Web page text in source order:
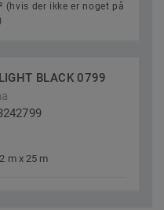
(hvis der ikke er noget på
BLACK 0799
m x 25 m